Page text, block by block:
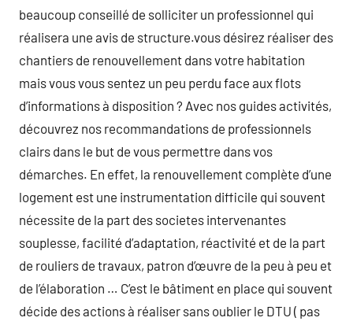
beaucoup conseillé de solliciter un professionnel qui
réalisera une avis de structure.vous désirez réaliser des
chantiers de renouvellement dans votre habitation
mais vous vous sentez un peu perdu face aux flots
d’informations à disposition ? Avec nos guides activités,
découvrez nos recommandations de professionnels
clairs dans le but de vous permettre dans vos
démarches. En effet, la renouvellement complète d’une
logement est une instrumentation difficile qui souvent
nécessite de la part des societes intervenantes
souplesse, facilité d’adaptation, réactivité et de la part
de rouliers de travaux, patron d’œuvre de la peu à peu et
de l’élaboration … C’est le bâtiment en place qui souvent
décide des actions à réaliser sans oublier le DTU ( pas